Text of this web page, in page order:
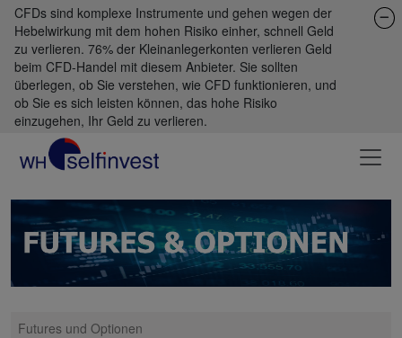
CFDs sind komplexe Instrumente und gehen wegen der
Hebelwirkung mit dem hohen Risiko einher, schnell Geld
zu verlieren. 76% der Kleinanlegerkonten verlieren Geld
beim CFD-Handel mit diesem Anbieter. Sie sollten
überlegen, ob Sie verstehen, wie CFD funktionieren, und
ob Sie es sich leisten können, das hohe Risiko
einzugehen, Ihr Geld zu verlieren.
Futures und Optionen